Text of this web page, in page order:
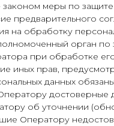
меры по защите
предварительного
на обработку
орган по
при обработке
иных прав,
данных
достоверные
об уточнении
Оператору